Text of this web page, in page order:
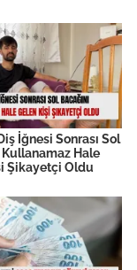
İğnesi Sonrası Sol
Kullanamaz Hale
Şikayetçi Oldu